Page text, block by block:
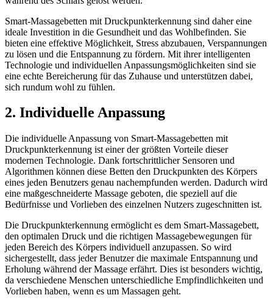
Smart-Massagebetten mit Druckpunkterkennung sind daher eine
ideale Investition in die Gesundheit und das Wohlbefinden. Sie
bieten eine effektive Möglichkeit, Stress abzubauen, Verspannungen
zu lösen und die Entspannung zu fördern. Mit ihrer intelligenten
Technologie und individuellen Anpassungsmöglichkeiten sind sie
eine echte Bereicherung für das Zuhause und unterstützen dabei,
sich rundum wohl zu fühlen.
2. Individuelle Anpassung
Die individuelle Anpassung von Smart-Massagebetten mit
Druckpunkterkennung ist einer der größten Vorteile dieser
modernen Technologie. Dank fortschrittlicher Sensoren und
Algorithmen können diese Betten den Druckpunkten des Körpers
eines jeden Benutzers genau nachempfunden werden. Dadurch wird
eine maßgeschneiderte Massage geboten, die speziell auf die
Bedürfnisse und Vorlieben des einzelnen Nutzers zugeschnitten ist.
Die Druckpunkterkennung ermöglicht es dem Smart-Massagebett,
den optimalen Druck und die richtigen Massagebewegungen für
jeden Bereich des Körpers individuell anzupassen. So wird
sichergestellt, dass jeder Benutzer die maximale Entspannung und
Erholung während der Massage erfährt. Dies ist besonders wichtig,
da verschiedene Menschen unterschiedliche Empfindlichkeiten und
Vorlieben haben, wenn es um Massagen geht.